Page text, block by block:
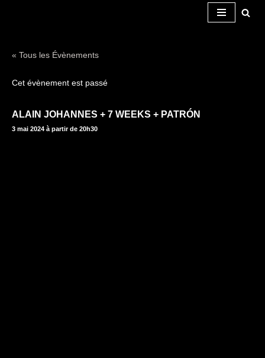
contenu
« Tous les Évènements
Cet évènement est passé
ALAIN JOHANNES + 7 WEEKS + PATRÓN
3 mai 2024 à partir de 20h30